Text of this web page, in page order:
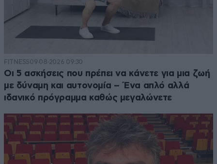
FITNESS09·08·2026 09:30
Οι 5 ασκήσεις που πρέπει να κάνετε για μια ζωή
με δύναμη και αυτονομία – Ένα απλό αλλά
ιδανικό πρόγραμμα καθώς μεγαλώνετε